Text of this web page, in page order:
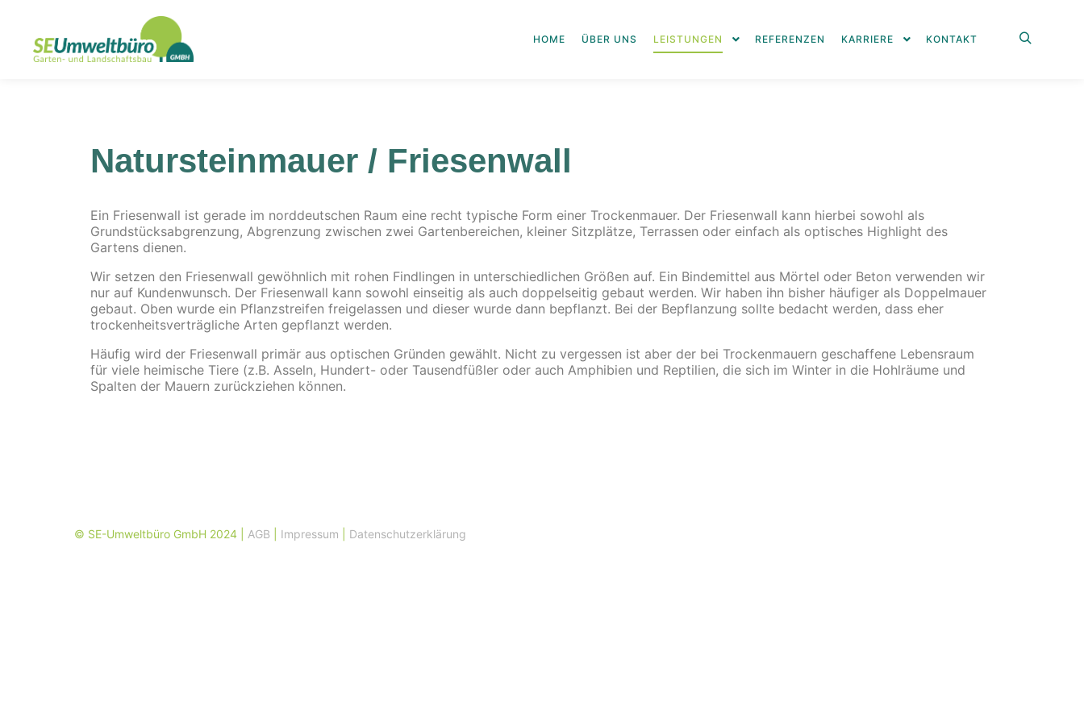
HOME ÜBER UNS LEISTUNGEN REFERENZEN KARRIERE KONTAKT
Natursteinmauer / Friesenwall​
Ein Friesenwall ist gerade im norddeutschen Raum eine recht typische Form einer Trockenmauer. Der Friesenwall kann hierbei sowohl als
Grundstücksabgrenzung, Abgrenzung zwischen zwei Gartenbereichen, kleiner Sitzplätze, Terrassen oder einfach als optisches Highlight des
Gartens dienen.
Wir setzen den Friesenwall gewöhnlich mit rohen Findlingen in unterschiedlichen Größen auf. Ein Bindemittel aus Mörtel oder Beton verwenden wir
nur auf Kundenwunsch. Der Friesenwall kann sowohl einseitig als auch doppelseitig gebaut werden. Wir haben ihn bisher häufiger als Doppelmauer
gebaut. Oben wurde ein Pflanzstreifen freigelassen und dieser wurde dann bepflanzt. Bei der Bepflanzung sollte bedacht werden, dass eher
trockenheitsverträgliche Arten gepflanzt werden.
Häufig wird der Friesenwall primär aus optischen Gründen gewählt. Nicht zu vergessen ist aber der bei Trockenmauern geschaffene Lebensraum
für viele heimische Tiere (z.B. Asseln, Hundert- oder Tausendfüßler oder auch Amphibien und Reptilien, die sich im Winter in die Hohlräume und
Spalten der Mauern zurückziehen können.
© SE-Umweltbüro GmbH 2024 | AGB Impressum Datenschutzerklärung